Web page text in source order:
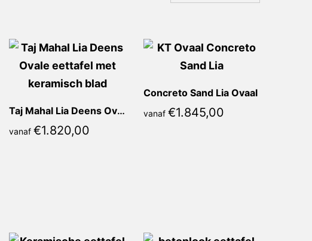
Taj Mahal Lia Deens Ovaal
vanaf €1.820,00
Concreto Sand Lia Ovaal
vanaf €1.845,00